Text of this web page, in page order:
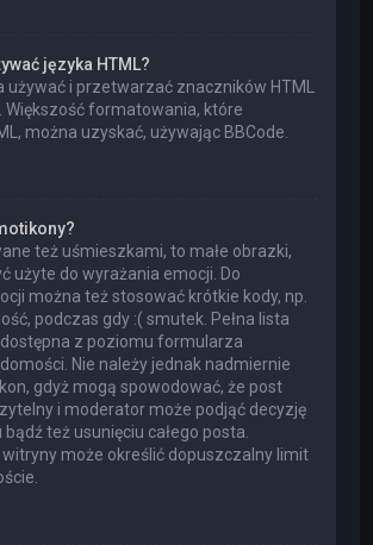
języka HTML?
używać i przetwarzać znaczników HTML
Większość formatowania, które
można uzyskać, używając BBCode.
też uśmieszkami, to małe obrazki,
użyte do wyrażania emocji. Do
można też stosować krótkie kody, np.
podczas gdy :( smutek. Pełna lista
z poziomu formularza
Nie należy jednak nadmiernie
gdyż mogą spowodować, że post
i moderator może podjąć decyzję
bądź też usunięciu całego posta.
może określić dopuszczalny limit